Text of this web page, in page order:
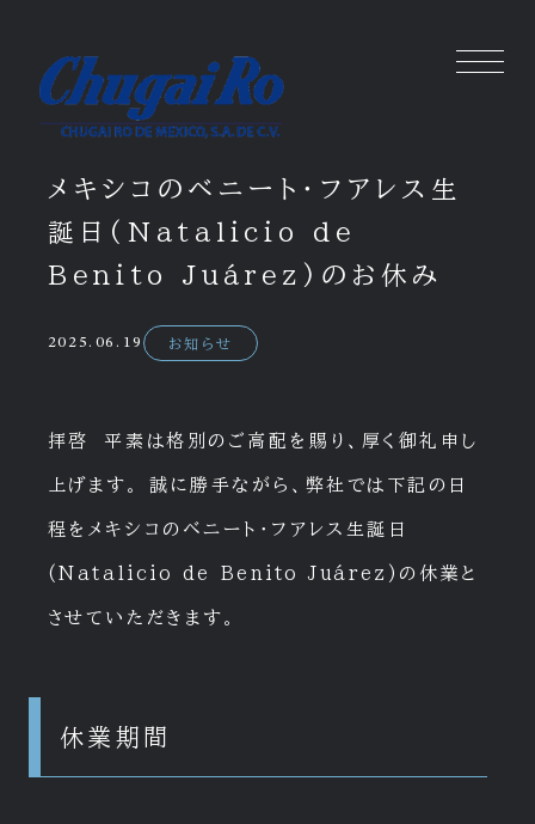
メキシコのベニート・フアレス生
誕日(Natalicio de
Benito Juárez)のお休み
2025.06.19 お知らせ
拝啓 平素は格別のご高配を賜り、厚く御礼申し
上げます。 誠に勝手ながら、弊社では下記の日
程をメキシコのベニート・フアレス生誕日
(Natalicio de Benito Juárez)の休業と
させていただきます。
休業期間